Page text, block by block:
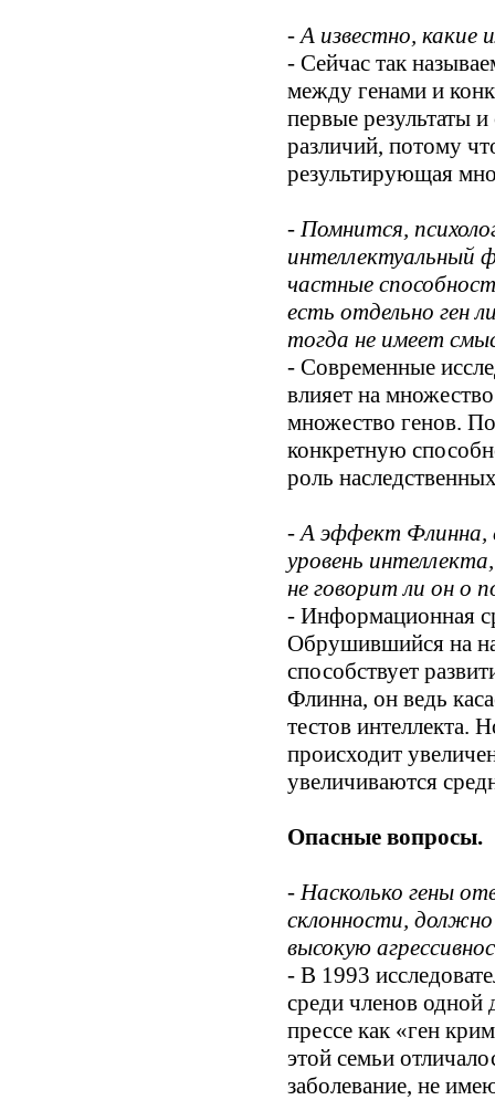
- А известно, какие
- Сейчас так
между генами и
первые результаты
различий, потому
результирующая
- Помнится,
интеллектуальный
частные
есть отдельно ген
тогда не имеет
- Современные
влияет на
множество генов.
конкретную
роль
- А эффект Флинна,
уровень
не говорит ли он о
- Информационная
Обрушившийся на
способствует
Флинна, он ведь
тестов интеллекта.
происходит
увеличиваются
Опасные вопросы.
- Насколько гены
склонности,
высокую
- В 1993
среди членов одной
прессе как «ген
этой семьи
заболевание, не